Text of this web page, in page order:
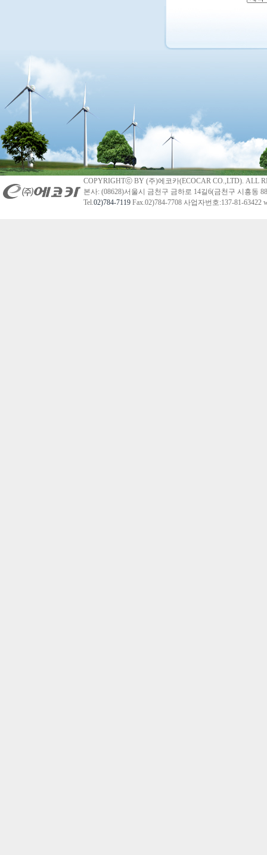
COPYRIGHTⓒ BY (주)에코카(ECOCAR CO.,LTD). ALL
본사: (08628)서울시 금천구 금하로 14길6(금천구 시흥동
Tel.02)784-7119 Fax.02)784-7708 사업자번호:137-81-63422